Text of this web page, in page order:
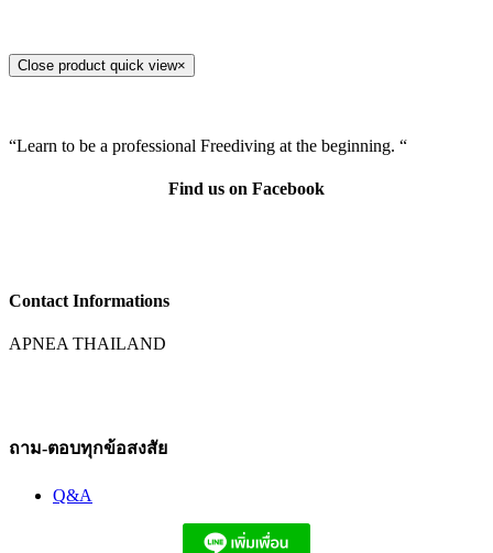
Close product quick view×
“Learn to be a professional Freediving at the beginning. “
Find us on Facebook
Contact Informations
APNEA THAILAND
ถาม-ตอบทุกข้อสงสัย
Q&A